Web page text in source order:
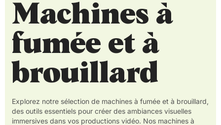
Machines à
fumée et à
brouillard
Explorez notre sélection de machines à fumée et à brouillard,
des outils essentiels pour créer des ambiances visuelles
immersives dans vos productions vidéo. Nos machines à